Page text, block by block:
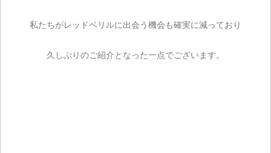
私たちがレッドベリルに出会う機会も確実に減っており
久しぶりのご紹介となった一点でございます。